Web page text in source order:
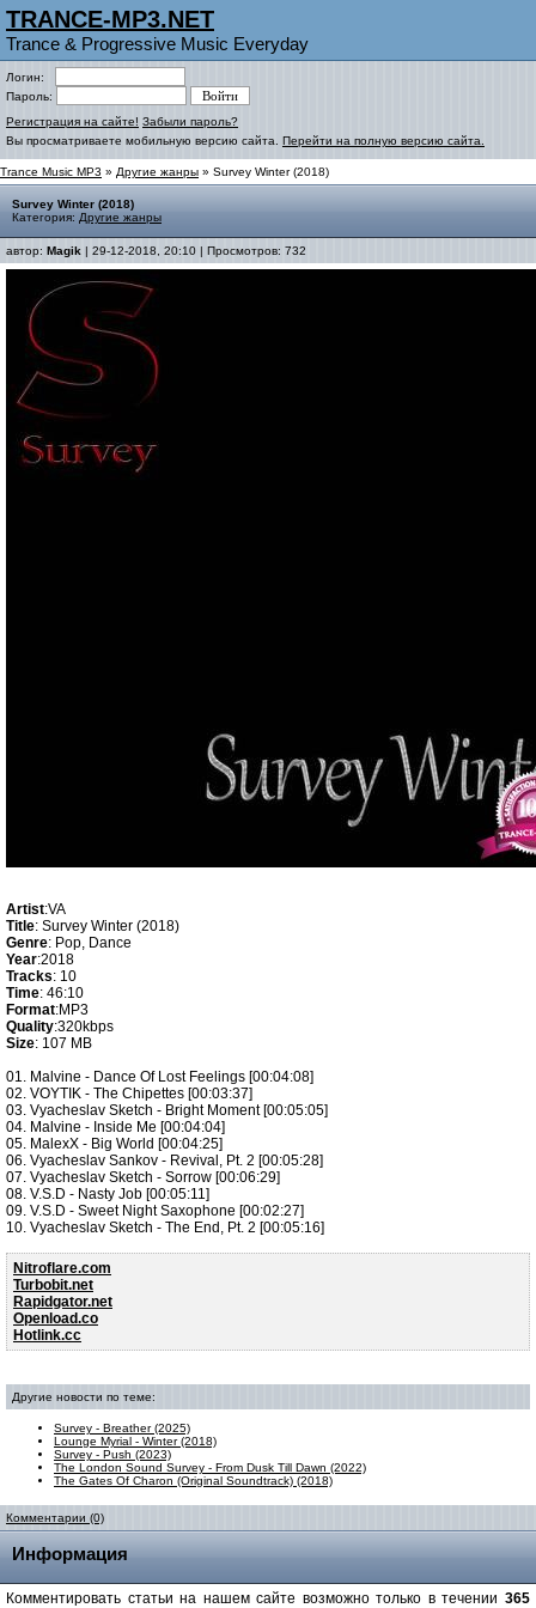
TRANCE-MP3.NET
Trance & Progressive Music Everyday
Логин:
Пароль:
Регистрация на сайте! Забыли пароль?
Вы просматриваете мобильную версию сайта. Перейти на полную версию сайта.
Trance Music MP3 » Другие жанры » Survey Winter (2018)
Survey Winter (2018)
Категория: Другие жанры
автор: Magik | 29-12-2018, 20:10 | Просмотров: 732
Artist:VA
Title: Survey Winter (2018)
Genre: Pop, Dance
Year:2018
Tracks: 10
Time: 46:10
Format:MP3
Quality:320kbps
Size: 107 MB
01. Malvine - Dance Of Lost Feelings [00:04:08]
02. VOYTIK - The Chipettes [00:03:37]
03. Vyacheslav Sketch - Bright Moment [00:05:05]
04. Malvine - Inside Me [00:04:04]
05. MalexX - Big World [00:04:25]
06. Vyacheslav Sankov - Revival, Pt. 2 [00:05:28]
07. Vyacheslav Sketch - Sorrow [00:06:29]
08. V.S.D - Nasty Job [00:05:11]
09. V.S.D - Sweet Night Saxophone [00:02:27]
10. Vyacheslav Sketch - The End, Pt. 2 [00:05:16]
Nitroflare.com
Turbobit.net
Rapidgator.net
Openload.co
Hotlink.cc
Другие новости по теме:
Survey - Breather (2025)
Lounge Myrial - Winter (2018)
Survey - Push (2023)
The London Sound Survey - From Dusk Till Dawn (2022)
The Gates Of Charon (Original Soundtrack) (2018)
Комментарии (0)
Информация
Комментировать статьи на нашем сайте возможно только в течении 365